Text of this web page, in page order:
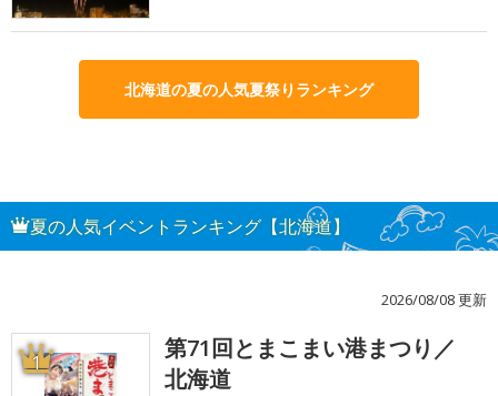
北海道の夏の人気夏祭りランキング
夏の人気イベントランキング【北海道】
2026/08/08 更新
1
第71回とまこまい港まつり／
北海道